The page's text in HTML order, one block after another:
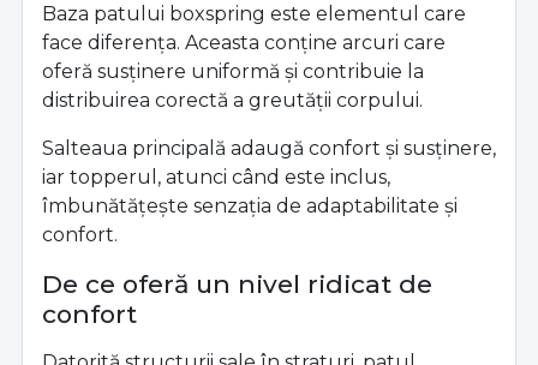
Baza patului boxspring este elementul care
face diferența. Aceasta conține arcuri care
oferă susținere uniformă și contribuie la
distribuirea corectă a greutății corpului.
Salteaua principală adaugă confort și susținere,
iar topperul, atunci când este inclus,
îmbunătățește senzația de adaptabilitate și
confort.
De ce oferă un nivel ridicat de
confort